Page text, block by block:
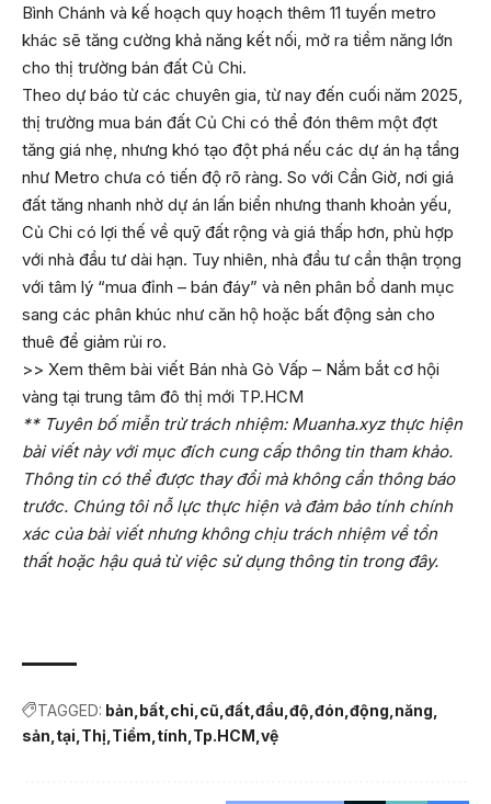
Bình Chánh và kế hoạch quy hoạch thêm 11 tuyến metro
khác sẽ tăng cường khả năng kết nối, mở ra tiềm năng lớn
cho thị trường bán đất Củ Chi.
Theo dự báo từ các chuyên gia, từ nay đến cuối năm 2025,
thị trường mua bán đất Củ Chi có thể đón thêm một đợt
tăng giá nhẹ, nhưng khó tạo đột phá nếu các dự án hạ tầng
như Metro chưa có tiến độ rõ ràng. So với Cần Giờ, nơi giá
đất tăng nhanh nhờ dự án lấn biển nhưng thanh khoản yếu,
Củ Chi có lợi thế về quỹ đất rộng và giá thấp hơn, phù hợp
với nhà đầu tư dài hạn. Tuy nhiên, nhà đầu tư cần thận trọng
với tâm lý “mua đỉnh – bán đáy” và nên phân bổ danh mục
sang các phân khúc như căn hộ hoặc bất động sản cho
thuê để giảm rủi ro.
>> Xem thêm bài viết Bán nhà Gò Vấp – Nắm bắt cơ hội
vàng tại trung tâm đô thị mới TP.HCM
** Tuyên bố miễn trừ trách nhiệm: Muanha.xyz thực hiện
bài viết này với mục đích cung cấp thông tin tham khảo.
Thông tin có thể được thay đổi mà không cần thông báo
trước. Chúng tôi nỗ lực thực hiện và đảm bảo tính chính
xác của bài viết nhưng không chịu trách nhiệm về tổn
thất hoặc hậu quả từ việc sử dụng thông tin trong đây.
TAGGED: bản bất chi cũ đất đầu độ đón động năng
sản tại Thị Tiềm tính Tp.HCM vệ